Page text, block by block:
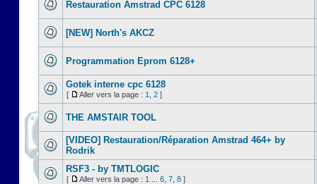
Restauration Amstrad CPC 6128
[NEW] North's AKCZ
Programmation Eprom 6128+
Gotek interne cpc 6128
[ Aller vers la page : 1 2 ]
THE AMSTAIR TOOL
[VIDEO] Restauration/Réparation Amstrad 464+ by
Rodrik
RSF3 - by TMTLOGIC
[ Aller vers la page : 1 6 7 8 ]